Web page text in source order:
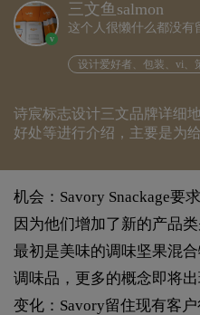
v
三文鱼salmon
这个人很懒什么都没有
设计爱好者、包装、vi、
诗宸标志设计三文品牌详细
好处等进行介绍，主要是为
机会：Savory Snackage要
因为他们增加了新的产品
最初是美味的调味坚果混
调味品，更多的概念即将出
变化：Savory留住现有客